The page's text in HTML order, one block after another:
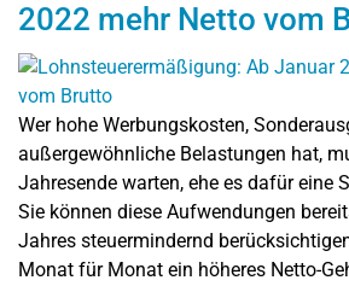
2022 mehr Netto vom
Wer hohe Werbungskosten,
außergewöhnliche Belastungen hat,
Jahresende warten, ehe es dafür eine
Sie können diese Aufwendungen
Jahres steuermindernd
Monat für Monat ein höheres Netto-